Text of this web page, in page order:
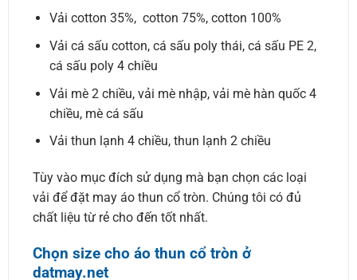
Vải cotton 35%, cotton 75%, cotton 100%
Vải cá sấu cotton, cá sấu poly thái, cá sấu PE 2,
cá sấu poly 4 chiều
Vải mè 2 chiều, vải mè nhập, vải mè hàn quốc 4
chiều, mè cá sấu
Vải thun lạnh 4 chiều, thun lạnh 2 chiều
Tùy vào mục đích sử dụng mà bạn chọn các loại
vải để đặt may áo thun cổ tròn. Chúng tôi có đủ
chất liệu từ rẻ cho đến tốt nhất.
Chọn size cho áo thun cổ tròn ở
datmay.net